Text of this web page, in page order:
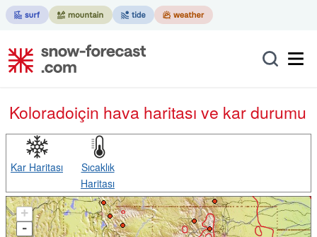
Koloradoiçin hava haritası ve kar durumu
Kar Haritası
Sıcaklık
Haritası
+
-